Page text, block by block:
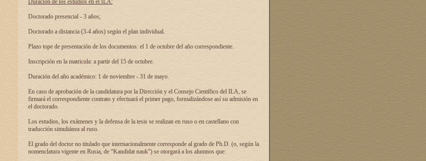
Duración de los estudios en el ILA:
Doctorado presencial - 3 años;
Doctorado a distancia (3-4 años) según el plan individual.
Plazo tope de presentación de los documentos: el 1 de octubre del año correspondiente.
Inscripción en la matricula: a partir del 15 de octubre.
Duración del año académico: 1 de noviembre - 31 de mayo.
En caso de aprobación de la candidatura por la Dirección y el Consejo Científico del ILA, se
firmará el correspondiente contrato y efectuará el primer pago, formalizándose así su admisión en
el doctorado.
Los estudios, los exámenes y la defensa de la tesis se realizan en ruso o en castellano con
traducción simultánea al ruso.
El grado del doctor no titulado que internacionalmente corresponde al grado de Ph.D. (o, según la
nomenclatura vigente en Rusia, de “Kandidat nauk”) se otorgará a los alumnos que: